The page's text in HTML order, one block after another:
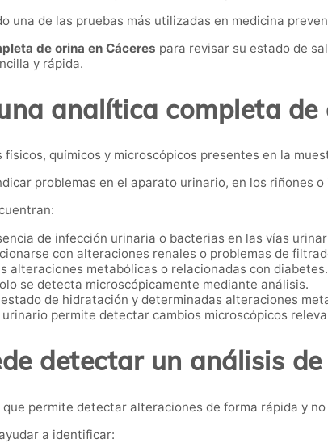
una de las pruebas más utilizadas en medicina
de orina en Cáceres para revisar su estado de
y rápida.
analítica completa de
químicos y microscópicos presentes en la
problemas en el aparato urinario, en los riñones
de infección urinaria o bacterias en las vías
con alteraciones renales o problemas de
alteraciones metabólicas o relacionadas con diabetes.
se detecta microscópicamente mediante análisis.
de hidratación y determinadas alteraciones
urinario permite detectar cambios microscópicos
detectar un análisis
permite detectar alteraciones de forma rápida y no
a identificar: